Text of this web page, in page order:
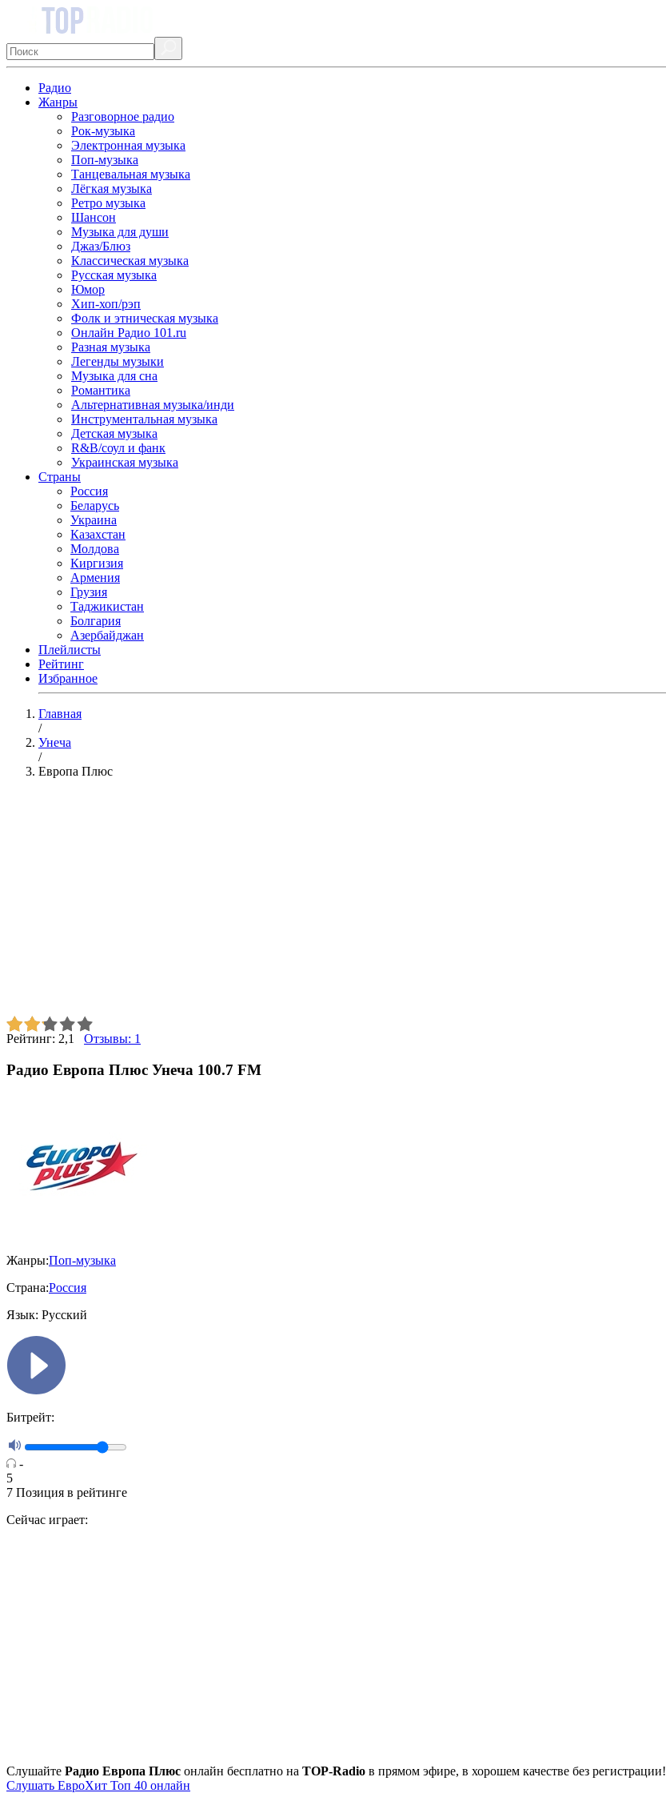
Радио
Жанры
Разговорное радио
Рок-музыка
Электронная музыка
Поп-музыка
Танцевальная музыка
Лёгкая музыка
Ретро музыка
Шансон
Музыка для души
Джаз/Блюз
Классическая музыка
Русская музыка
Юмор
Хип-хоп/рэп
Фолк и этническая музыка
Онлайн Радио 101.ru
Разная музыка
Легенды музыки
Музыка для сна
Романтика
Альтернативная музыка/инди
Инструментальная музыка
Детская музыка
R&B/cоул и фанк
Украинская музыка
Страны
Россия
Беларусь
Украина
Казахстан
Молдова
Киргизия
Армения
Грузия
Таджикистан
Болгария
Азербайджан
Плейлисты
Рейтинг
Избранное
Главная
/
Унеча
/
Европа Плюс
Рейтинг: 2,1 Отзывы: 1
Радио Европа Плюс Унеча 100.7 FM
Жанры:Поп-музыка
Страна:Россия
Язык: Русский
Битрейт:
-
5
7 Позиция в рейтинге
Сейчас играет:
Cлушайте Радио Европа Плюс онлайн бесплатно на TOP-Radio в прямом эфире, в хорошем качестве без регистрации!
Слушать ЕвроХит Топ 40 онлайн